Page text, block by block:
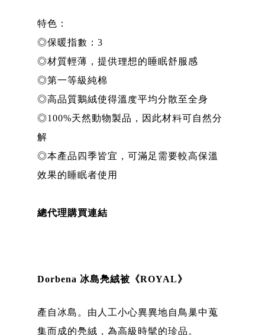
特色：
◎保暖指數：3
◎材質輕薄，提供理想的睡眠舒服感
◎第一等級純棉
◎高品質鵝絨使得溫度平均分散至全身
◎100%天然動物製品，因此材料可自然分
解
◎本產品四季皆宜，可滿足需要較高保溫
效果的睡眠者使用
總代理購買連結
Dorbena 冰島鳧絨被《ROYAL》
產自冰島。由人工小心異異地自鳥巢中蒐
集而成的鳧絨，為高級時髦的珍品。